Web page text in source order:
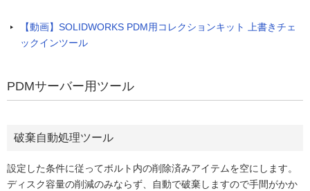
【動画】SOLIDWORKS PDM用コレクションキット 上書きチェ
ックインツール
PDMサーバー用ツール
破棄自動処理ツール
設定した条件に従ってボルト内の削除済みアイテムを空にします。
ディスク容量の削減のみならず、自動で破棄しますので手間がかか